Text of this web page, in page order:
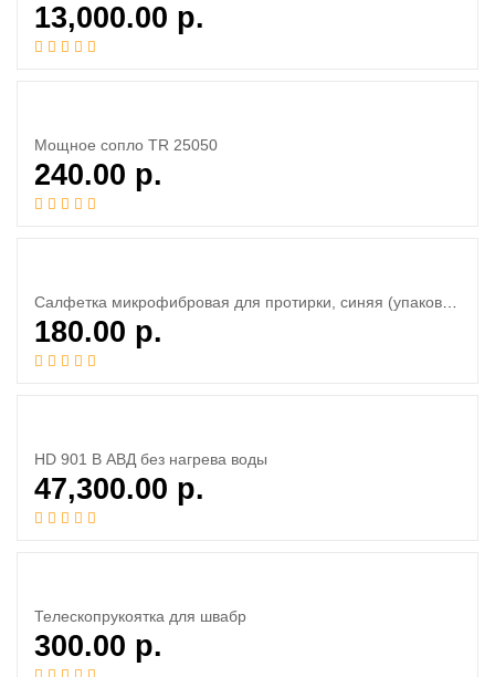
13,000.00 р.
Мощное сопло TR 25050
240.00 р.
180.00 р.
HD 901 B АВД без нагрева воды
47,300.00 р.
Телескопрукоятка для швабр
300.00 р.